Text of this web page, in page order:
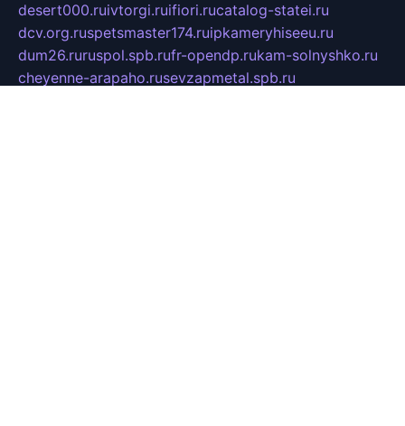
desert000.ruivtorgi.ruifiori.rucatalog-statei.ru
dcv.org.ruspetsmaster174.ruipkameryhiseeu.ru
dum26.ruruspol.spb.rufr-opendp.rukam-solnyshko.ru
cheyenne-arapaho.rusevzapmetal.spb.ru